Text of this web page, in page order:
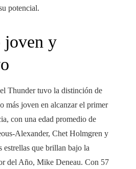
potencial.
joven y
Thunder tuvo la distinción de
más joven en alcanzar el primer
con una edad promedio de
Alexander, Chet Holmgren y
estrellas que brillan bajo la
del Año, Mike Deneau. Con 57